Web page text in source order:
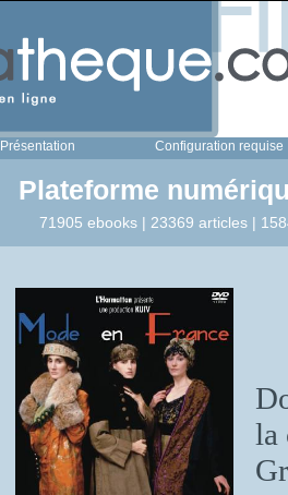
Présentation Configuration requise
Plateforme
71905 ebooks | 23369 articles |
la